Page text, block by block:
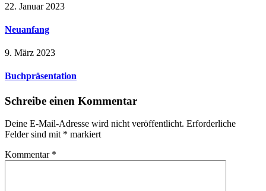
22. Januar 2023
Neuanfang
9. März 2023
Buchpräsentation
Schreibe einen Kommentar
Deine E-Mail-Adresse wird nicht veröffentlicht. Erforderliche
Felder sind mit * markiert
Kommentar *